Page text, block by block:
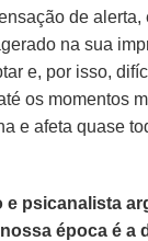
de alerta,
na sua
e, por isso,
os momentos
e afeta quase
e psicanalista
época é a